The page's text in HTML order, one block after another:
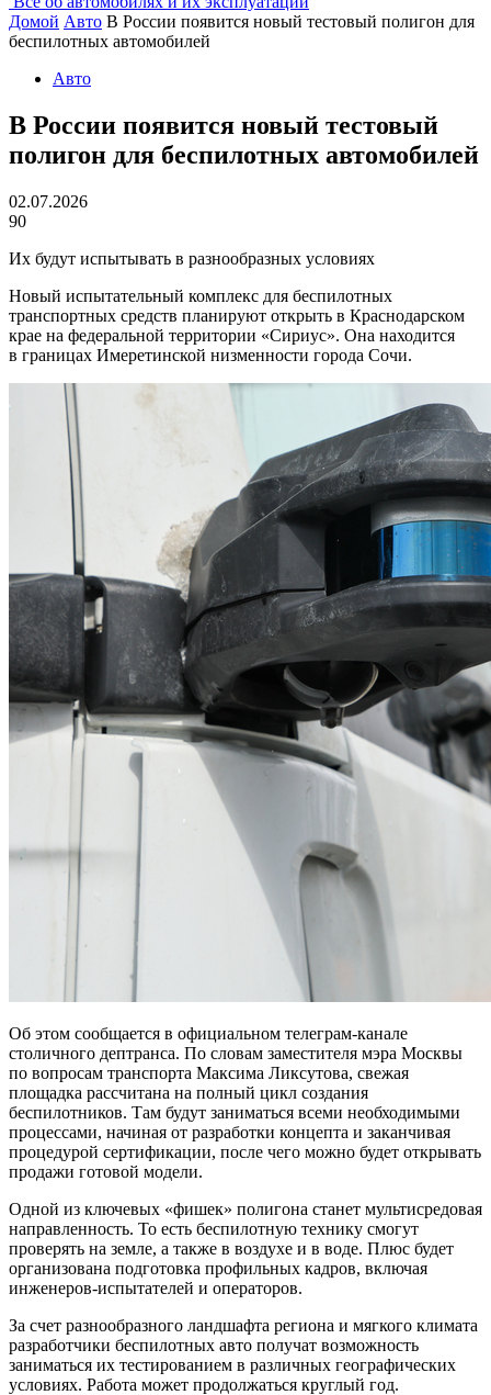
Домой Авто В России появится новый тестовый полигон для
беспилотных автомобилей
Авто
В России появится новый тестовый
полигон для беспилотных автомобилей
02.07.2026
90
Их будут испытывать в разнообразных условиях
Новый испытательный комплекс для беспилотных
транспортных средств планируют открыть в Краснодарском
крае на федеральной территории «Сириус». Она находится
в границах Имеретинской низменности города Сочи.
Об этом сообщается в официальном телеграм-канале
столичного дептранса. По словам заместителя мэра Москвы
по вопросам транспорта Максима Ликсутова, свежая
площадка рассчитана на полный цикл создания
беспилотников. Там будут заниматься всеми необходимыми
процессами, начиная от разработки концепта и заканчивая
процедурой сертификации, после чего можно будет открывать
продажи готовой модели.
Одной из ключевых «фишек» полигона станет мультисредовая
направленность. То есть беспилотную технику смогут
проверять на земле, а также в воздухе и в воде. Плюс будет
организована подготовка профильных кадров, включая
инженеров-испытателей и операторов.
За счет разнообразного ландшафта региона и мягкого климата
разработчики беспилотных авто получат возможность
заниматься их тестированием в различных географических
условиях. Работа может продолжаться круглый год.